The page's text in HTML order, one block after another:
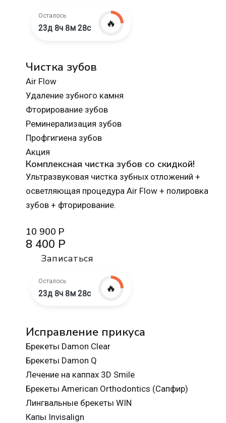
Осталось
23д 8ч 8м 27с 🔥
Чистка зубов
Air Flow
Удаление зубного камня
Фторирование зубов
Реминерализация зубов
Профгигиена зубов
Акция
Комплексная чистка зубов со скидкой!
Ультразвуковая чистка зубных отложений +
осветляющая процедура Air Flow + полировка
зубов + фторирование.
10 900 Р
8 400 Р
Записаться
Осталось
23д 8ч 8м 27с 🔥
Исправление прикуса
Брекеты Damon Clear
Брекеты Damon Q
Лечение на каппах 3D Smile
Брекеты American Orthodontics (Сапфир)
Лингвальные брекеты WIN
Капы Invisalign